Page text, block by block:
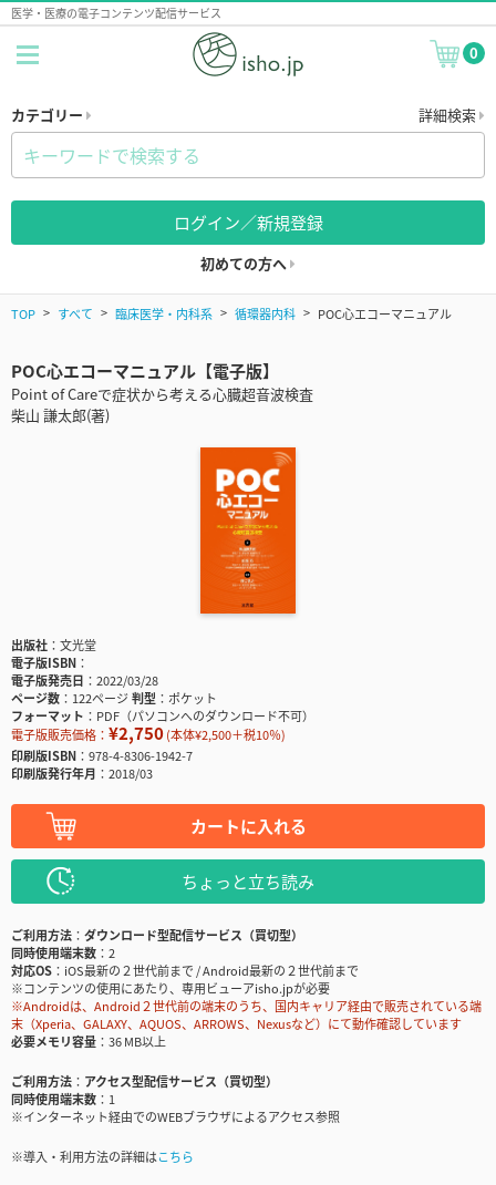
医学・医療の電子コンテンツ配信サービス
0
カテゴリー 詳細検索
ログイン／新規登録
初めての方へ
TOP すべて 臨床医学・内科系 循環器内科 POC心エコーマニュアル
POC心エコーマニュアル【電子版】
Point of Careで症状から考える心臓超音波検査
柴山 謙太郎(著)
出版社
文光堂
電子版ISBN
電子版発売日
2022/03/28
ページ数
122ページ判型
ポケット
フォーマット
PDF（パソコンへのダウンロード不可）
電子版販売価格： ¥2,750(本体¥2,500＋税10％)
印刷版ISBN
978-4-8306-1942-7
印刷版発行年月
2018/03
カートに入れる
ちょっと立ち読み
ご利用方法
ダウンロード型配信サービス（買切型）
同時使用端末数
2
対応OS
iOS最新の２世代前まで / Android最新の２世代前まで
※コンテンツの使用にあたり、専用ビューアisho.jpが必要
※Androidは、Android２世代前の端末のうち、国内キャリア経由で販売されている端
末（Xperia、GALAXY、AQUOS、ARROWS、Nexusなど）にて動作確認しています
必要メモリ容量
36 MB以上
ご利用方法
アクセス型配信サービス（買切型）
同時使用端末数
1
※インターネット経由でのWEBブラウザによるアクセス参照
※導入・利用方法の詳細はこちら